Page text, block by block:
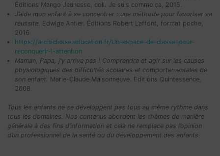
Éditions Mango Jeunesse, coll. Je suis comme ça, 2015.
J’aide mon enfant à se concentrer : une méthode pour favoriser sa
réussite . Edwige Antier. Éditions Robert Laffont, format poche,
2016
https://archiclasse.education.fr/Un-espace-de-classe-pour-
reconquerir-l-attention
Maman, Papa, j'y arrive pas ! Comprendre et agir sur les causes
physiologiques des difficultés scolaires et comportementales de
son enfant.
Marie-Claude Maisonneuve. Editions Quintessence,
2008.
Tous les enfants ne se développent pas tous au même rythme dans
tous les domaines. Nos contenus abordent les thèmes de manière
générale à des fins d’information et cela ne remplace pas l’opinion
d’un professionnel de la santé ou du développement des enfants.